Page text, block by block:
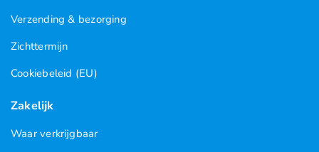
Verzending & bezorging
Zichttermijn
Cookiebeleid (EU)
Zakelijk
Waar verkrijgbaar